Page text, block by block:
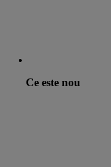
Ce este nou